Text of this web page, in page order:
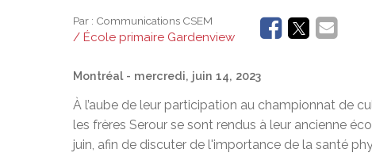
Par : Communications CSEM
/ École primaire Gardenview
Montréal - mercredi, juin 14, 2023
À l’aube de leur participation au championnat de
les frères Serour se sont rendus à leur ancienne
juin, afin de discuter de l'importance de la santé